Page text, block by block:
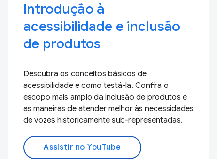
Introdução à
acessibilidade e inclusão
de produtos
Descubra os conceitos básicos de
acessibilidade e como testá-la. Confira o
escopo mais amplo da inclusão de produtos e
as maneiras de atender melhor às necessidades
de vozes historicamente sub-representadas.
Assistir no YouTube